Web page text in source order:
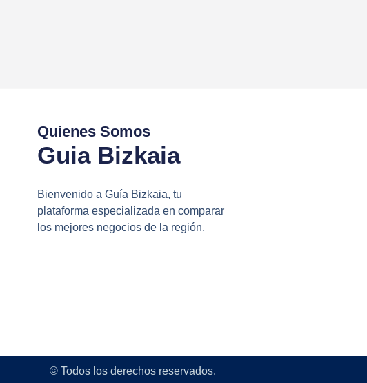
Quienes Somos
Guia Bizkaia
Bienvenido a Guía Bizkaia, tu
plataforma especializada en comparar
los mejores negocios de la región.
© Todos los derechos reservados.